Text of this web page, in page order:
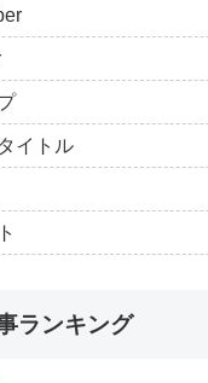
イトル
ランキング